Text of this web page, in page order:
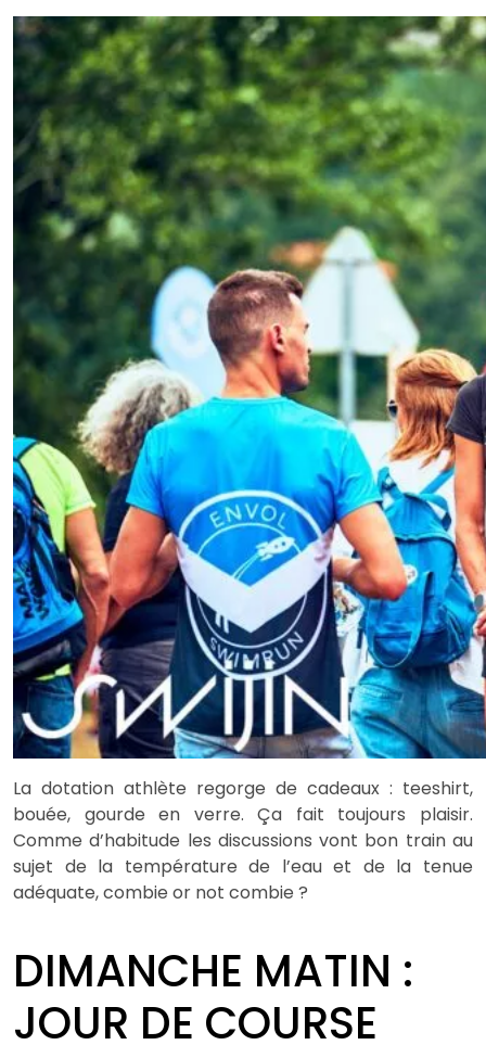
La dotation athlète regorge de cadeaux : teeshirt,
bouée, gourde en verre. Ça fait toujours plaisir.
Comme d’habitude les discussions vont bon train au
sujet de la température de l’eau et de la tenue
adéquate, combie or not combie ?
DIMANCHE MATIN :
JOUR DE COURSE